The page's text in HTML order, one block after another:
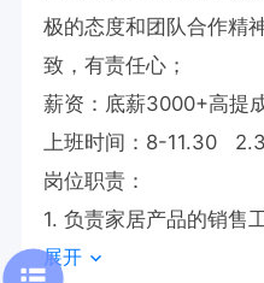
极的态度和团队合作精
致，有责任心；
薪资：底薪3000+高提
上班时间：8-11.30
岗位职责：
1. 负责家居产品的销售
2. 与客户进行有效沟通
展开